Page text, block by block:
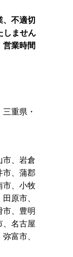
不適切
しません
業時間
重県・
市、岩倉
市、蒲郡
市、小牧
原市、
市、豊明
、名古屋
富市、